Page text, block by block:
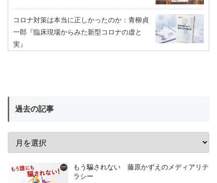
コロナ対策は本当に正しかったのか：青柳貞
一郎『臨床現場からみた新型コロナの虚と
実』
過去の記事
もう騙されない 藤原かずえのメディアリテ
ラシー